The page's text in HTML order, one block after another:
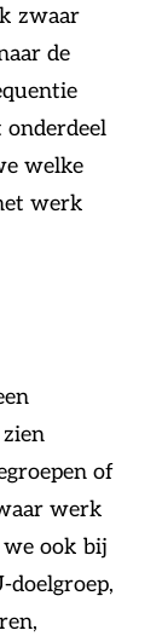
zwaar
de
onderdeel
welke
werk
of
werk
we ook bij
doelgroep,